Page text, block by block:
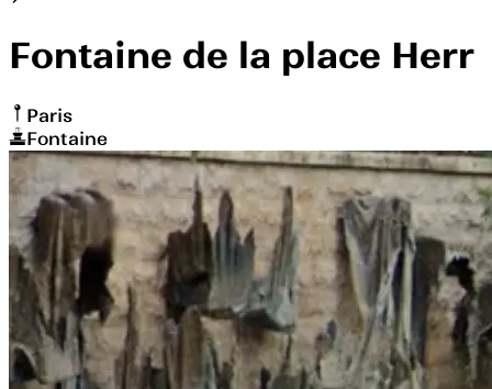
Fontaine de la place Herr
Paris
Fontaine